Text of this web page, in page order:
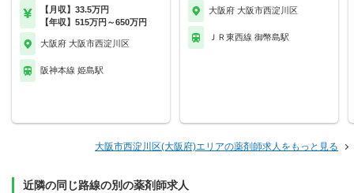
【月収】33.5万円
【年収】515万円～650万円
大阪府 大阪市西淀川区
阪神本線 姫島駅
大阪府 大阪市西淀川区
ＪＲ東西線 御幣島駅
大阪市西淀川区(大阪府)エリアの薬剤師求人をもっと見る
近隣の同じ路線の別の薬剤師求人